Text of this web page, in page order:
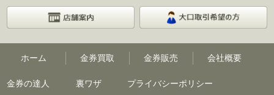
ホーム 金券買取 金券販売 会社概要
金券の達人 裏ワザ
プライバシーポリシー